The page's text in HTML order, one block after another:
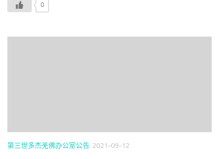
0
第三世多杰羌佛办公室公告 2021-09-12